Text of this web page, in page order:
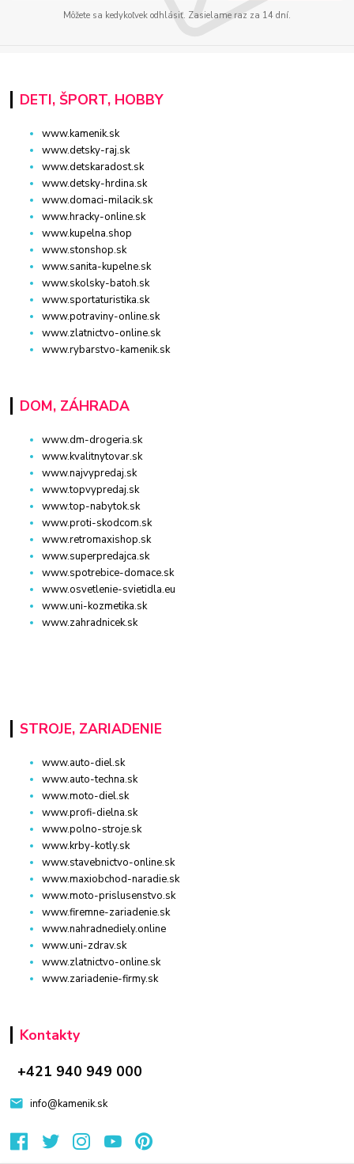
Môžete sa kedykoľvek odhlásiť. Zasielame raz za 14 dní.
DETI, ŠPORT, HOBBY
www.kamenik.sk
www.detsky-raj.sk
www.detskaradost.sk
www.detsky-hrdina.sk
www.domaci-milacik.sk
www.hracky-online.sk
www.kupelna.shop
www.stonshop.sk
www.sanita-kupelne.sk
www.skolsky-batoh.sk
www.sportaturistika.sk
www.potraviny-online.sk
www.zlatnictvo-online.sk
www.rybarstvo-kamenik.sk
DOM, ZÁHRADA
www.dm-drogeria.sk
www.kvalitnytovar.sk
www.najvypredaj.sk
www.topvypredaj.sk
www.top-nabytok.sk
www.proti-skodcom.sk
www.retromaxishop.sk
www.superpredajca.sk
www.spotrebice-domace.sk
www.osvetlenie-svietidla.eu
www.uni-kozmetika.sk
www.zahradnicek.sk
STROJE, ZARIADENIE
www.auto-diel.sk
www.auto-techna.sk
www.moto-diel.sk
www.profi-dielna.sk
www.polno-stroje.sk
www.krby-kotly.sk
www.stavebnictvo-online.sk
www.maxiobchod-naradie.sk
www.moto-prislusenstvo.sk
www.firemne-zariadenie.sk
www.nahradnediely.online
www.uni-zdrav.sk
www.zlatnictvo-online.sk
www.zariadenie-firmy.sk
Kontakty
+421 940 949 000
info@kamenik.sk